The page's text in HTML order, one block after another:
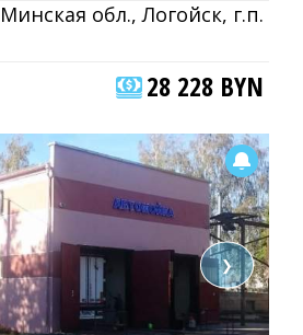
обл., Логойск, г.п.
28 228 BYN
❯